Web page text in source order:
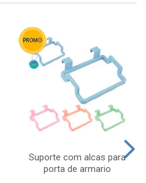
Suporte com alcas para
porta de armario